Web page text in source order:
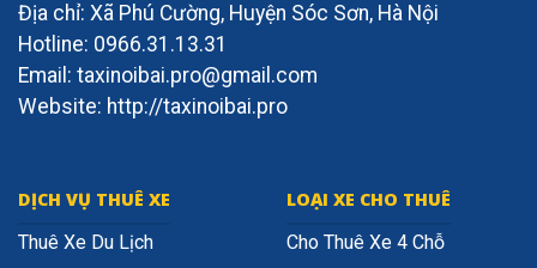
Địa chỉ: Xã Phú Cường, Huyện Sóc Sơn, Hà Nội
Hotline: 0966.31.13.31
Email: taxinoibai.pro@gmail.com
Website: http://taxinoibai.pro
DỊCH VỤ THUÊ XE
Thuê Xe Du Lịch
LOẠI XE CHO THUÊ
Cho Thuê Xe 4 Chỗ